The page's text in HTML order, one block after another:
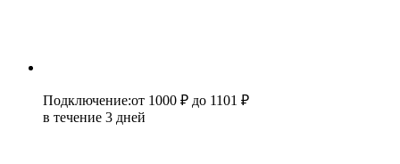
Подключение:от 1000 ₽ до 1101 ₽
в течение 3 дней